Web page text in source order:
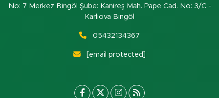
No: 7 Merkez Bingöl Şube: Kanireş Mah. Pape Cad. No: 3/C -
Karlıova Bingöl
05432134367
[email protected]